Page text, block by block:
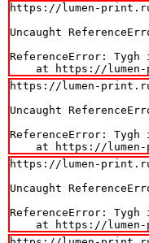
https://lumen-print.ru/
Uncaught
ReferenceError:
at https://
https://lumen-print.ru/
Uncaught
ReferenceError:
at https://
https://lumen-print.ru/
Uncaught
ReferenceError:
at https://